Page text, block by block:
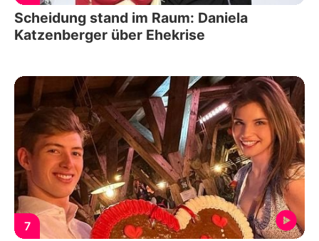
Scheidung stand im Raum: Daniela
Katzenberger über Ehekrise
7